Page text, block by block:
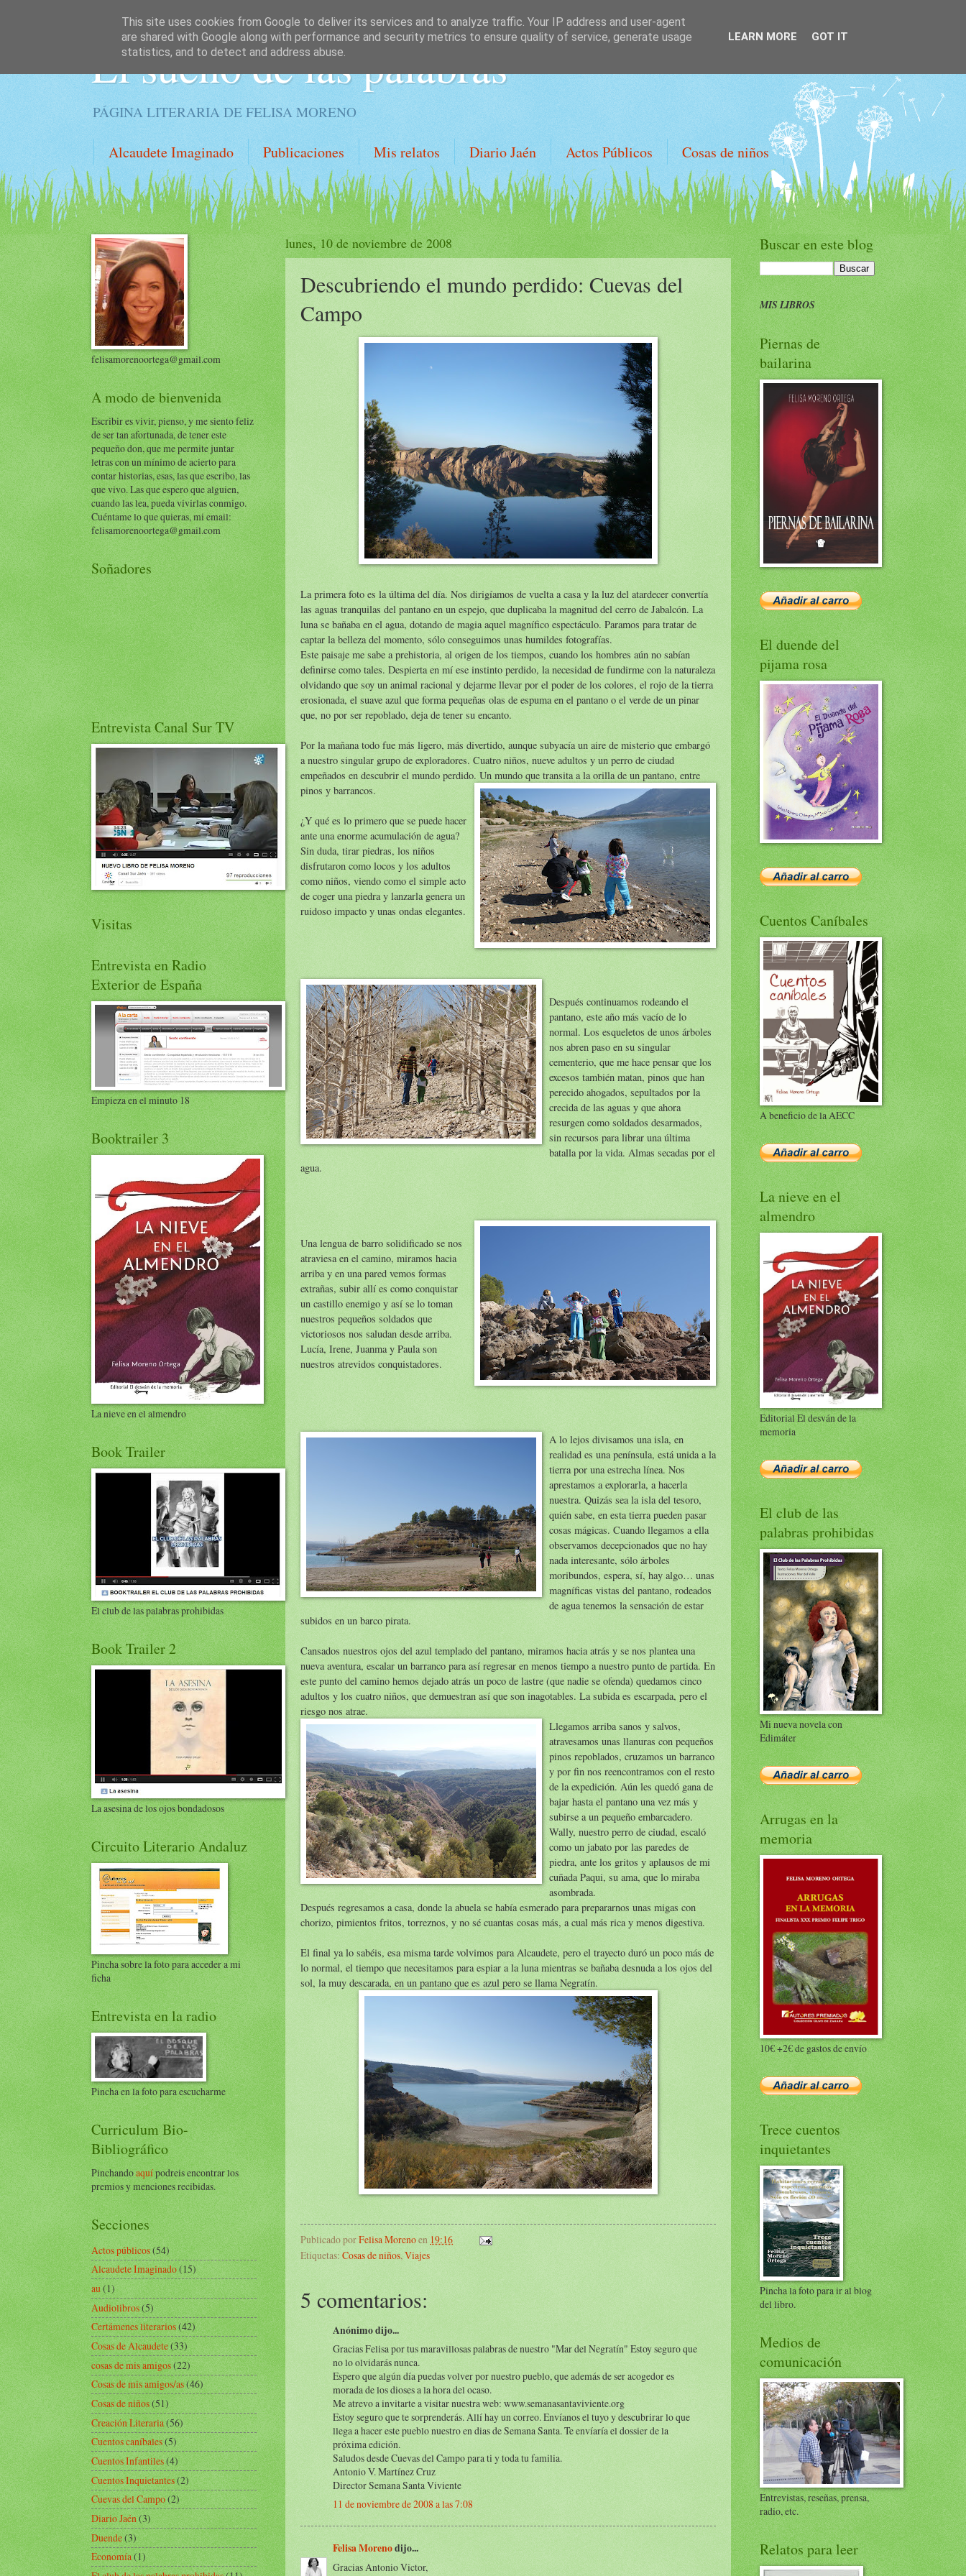
El sueño de las palabras
PÁGINA LITERARIA DE FELISA MORENO
Alcaudete Imaginado Publicaciones Mis relatos Diario Jaén Actos Públicos Cosas de niños
lunes, 10 de noviembre de 2008
Descubriendo el mundo perdido: Cuevas del
Campo
La primera foto es la última del día. Nos dirigíamos de vuelta a casa y la luz del atardecer convertía
las aguas tranquilas del pantano en un espejo, que duplicaba la magnitud del cerro de Jabalcón. La
luna se bañaba en el agua, dotando de magia aquel magnífico espectáculo. Paramos para tratar de
captar la belleza del momento, sólo conseguimos unas humildes fotografías.
Este paisaje me sabe a prehistoria, al origen de los tiempos, cuando los hombres aún no sabían
definirse como tales. Despierta en mí ese instinto perdido, la necesidad de fundirme con la naturaleza
olvidando que soy un animal racional y dejarme llevar por el poder de los colores, el rojo de la tierra
erosionada, el suave azul que forma pequeñas olas de espuma en el pantano o el verde de un pinar
que, no por ser repoblado, deja de tener su encanto.
Por la mañana todo fue más ligero, más divertido, aunque subyacía un aire de misterio que embargó
a nuestro singular grupo de exploradores. Cuatro niños, nueve adultos y un perro de ciudad
empeñados en descubrir el mundo perdido. Un mundo que transita a la orilla de un pantano, entre
pinos y barrancos.
¿Y qué es lo primero que se puede hacer
ante una enorme acumulación de agua?
Sin duda, tirar piedras, los niños
disfrutaron como locos y los adultos
como niños, viendo como el simple acto
de coger una piedra y lanzarla genera un
ruidoso impacto y unas ondas elegantes.
Después continuamos rodeando el
pantano, este año más vacío de lo
normal. Los esqueletos de unos árboles
nos abren paso en su singular
cementerio, que me hace pensar que los
excesos también matan, pinos que han
perecido ahogados, sepultados por la
crecida de las aguas y que ahora
resurgen como soldados desarmados,
sin recursos para librar una última
batalla por la vida. Almas secadas por el
agua.
Una lengua de barro solidificado se nos
atraviesa en el camino, miramos hacia
arriba y en una pared vemos formas
extrañas, subir allí es como conquistar
un castillo enemigo y así se lo toman
nuestros pequeños soldados que
victoriosos nos saludan desde arriba.
Lucía, Irene, Juanma y Paula son
nuestros atrevidos conquistadores.
A lo lejos divisamos una isla, en
realidad es una península, está unida a la
tierra por una estrecha línea. Nos
aprestamos a explorarla, a hacerla
nuestra. Quizás sea la isla del tesoro,
quién sabe, en esta tierra pueden pasar
cosas mágicas. Cuando llegamos a ella
observamos decepcionados que no hay
nada interesante, sólo árboles
moribundos, espera, sí, hay algo… unas
magníficas vistas del pantano, rodeados
de agua tenemos la sensación de estar
subidos en un barco pirata.
Cansados nuestros ojos del azul templado del pantano, miramos hacia atrás y se nos plantea una
nueva aventura, escalar un barranco para así regresar en menos tiempo a nuestro punto de partida. En
este punto del camino hemos dejado atrás un poco de lastre (que nadie se ofenda) quedamos cinco
adultos y los cuatro niños, que demuestran así que son inagotables. La subida es escarpada, pero el
riesgo nos atrae.
Llegamos arriba sanos y salvos,
atravesamos unas llanuras con pequeños
pinos repoblados, cruzamos un barranco
y por fin nos reencontramos con el resto
de la expedición. Aún les quedó gana de
bajar hasta el pantano una vez más y
subirse a un pequeño embarcadero.
Wally, nuestro perro de ciudad, escaló
como un jabato por las paredes de
piedra, ante los gritos y aplausos de mi
cuñada Paqui, su ama, que lo miraba
asombrada.
Después regresamos a casa, donde la abuela se había esmerado para prepararnos unas migas con
chorizo, pimientos fritos, torreznos, y no sé cuantas cosas más, a cual más rica y menos digestiva.
El final ya lo sabéis, esa misma tarde volvimos para Alcaudete, pero el trayecto duró un poco más de
lo normal, el tiempo que necesitamos para espiar a la luna mientras se bañaba desnuda a los ojos del
sol, la muy descarada, en un pantano que es azul pero se llama Negratín.
Publicado porFelisa Morenoen 19:16
Etiquetas: Cosas de niños, Viajes
5 comentarios:
Anónimo dijo...
Gracias Felisa por tus maravillosas palabras de nuestro "Mar del Negratín" Estoy seguro que
no lo olvidarás nunca.
Espero que algún día puedas volver por nuestro pueblo, que además de ser acogedor es
morada de los dioses a la hora del ocaso.
Me atrevo a invitarte a visitar nuestra web: www.semanasantaviviente.org
Estoy seguro que te sorprenderás. Allí hay un correo. Envíanos el tuyo y descubrirar lo que
llega a hacer este pueblo nuestro en dias de Semana Santa. Te envíaría el dossier de la
próxima edición.
Saludos desde Cuevas del Campo para ti y toda tu familia.
Antonio V. Martínez Cruz
Director Semana Santa Viviente
11 de noviembre de 2008 a las 7:08
Felisa Morenodijo...
Gracias Antonio Victor,
felisamorenoortega@gmail.com
A modo de bienvenida
Escribir es vivir, pienso, y me siento feliz
de ser tan afortunada, de tener este
pequeño don, que me permite juntar
letras con un mínimo de acierto para
contar historias, esas, las que escribo, las
que vivo. Las que espero que alguien,
cuando las lea, pueda vivirlas conmigo.
Cuéntame lo que quieras, mi email:
felisamorenoortega@gmail.com
Soñadores
Entrevista Canal Sur TV
Visitas
Entrevista en Radio
Exterior de España
Empieza en el minuto 18
Booktrailer 3
La nieve en el almendro
Book Trailer
El club de las palabras prohibidas
Book Trailer 2
La asesina de los ojos bondadosos
Circuito Literario Andaluz
Pincha sobre la foto para acceder a mi
ficha
Entrevista en la radio
Pincha en la foto para escucharme
Curriculum Bio-
Bibliográfico
Pinchandoaquípodreis encontrar los
premios y menciones recibidas.
Secciones
Actos públicos(54)
Alcaudete Imaginado(15)
au(1)
Audiolibros(5)
Certámenes literarios(42)
Cosas de Alcaudete(33)
cosas de mis amigos(22)
Cosas de mis amigos/as(46)
Cosas de niños(51)
Creación Literaria(56)
Cuentos caníbales(5)
Cuentos Infantiles(4)
Cuentos Inquietantes(2)
Cuevas del Campo(2)
Diario Jaén(3)
Duende(3)
Economía(1)
Buscar en este blog
MIS LIBROS
Piernas de
bailarina
El duende del
pijama rosa
Cuentos Caníbales
A beneficio de la AECC
La nieve en el
almendro
Editorial El desván de la
memoria
El club de las
palabras prohibidas
Mi nueva novela con
Edimáter
Arrugas en la
memoria
10€ +2€ de gastos de envío
Trece cuentos
inquietantes
Pincha la foto para ir al blog
del libro.
Medios de
comunicación
Entrevistas, reseñas, prensa,
radio, etc.
Relatos para leer
This site uses cookies from Google to deliver its services and to analyze traffic. Your IP address and user-agent
are shared with Google along with performance and security metrics to ensure quality of service, generate usage
statistics, and to detect and address abuse.
LEARN MORE GOT IT